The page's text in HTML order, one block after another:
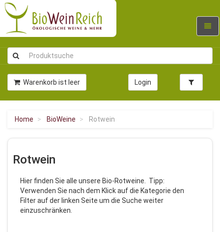
Warenkorb ist leer Login
Home BioWeine Rotwein
Rotwein
Hier finden Sie alle unsere Bio-Rotweine. Tipp:
Verwenden Sie nach dem Klick auf die Kategorie den
Filter auf der linken Seite um die Suche weiter
einzuschränken.